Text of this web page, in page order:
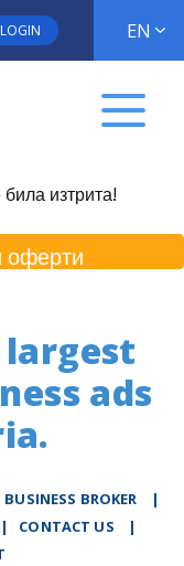
LOGIN EN
изтрита!
оферти
ads
BUSINESS BROKER
|
| CONTACT US
|